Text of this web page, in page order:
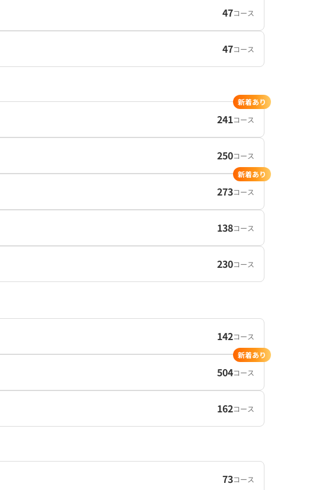
47コース
47コース
241コース
新着あり
250コース
273コース
新着あり
138コース
230コース
142コース
504コース
新着あり
162コース
73コース